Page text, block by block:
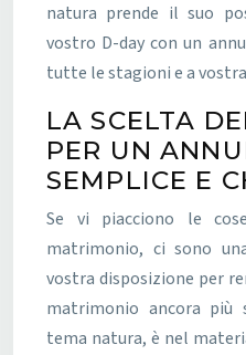
natura prende il suo
vostro D-day con un
tutte le stagioni e a
LA SCELTA
PER UN
SEMPLICE E
Se vi piacciono le
matrimonio, ci sono
vostra disposizione per
matrimonio ancora più
tema natura, è nel